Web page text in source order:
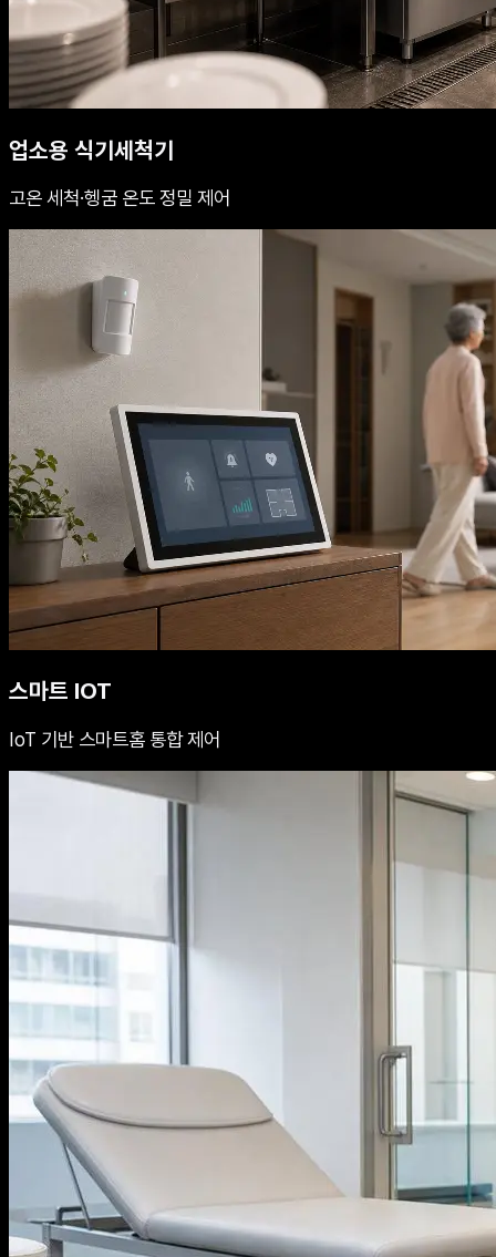
업소용 식기세척기
고온 세척·헹굼 온도 정밀 제어
스마트 IOT
IoT 기반 스마트홈 통합 제어